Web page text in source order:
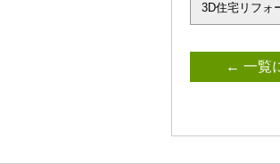
3D住宅リフォ
← 一覧